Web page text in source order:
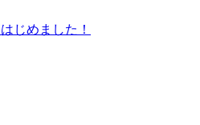
じめました！